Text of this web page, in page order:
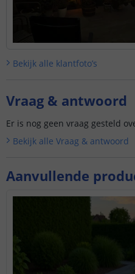
Aanvullende
Bekijk alle klantfoto’s
Vraag & antwoord
Er is nog geen vraag gesteld
Bekijk alle Vraag & antwoord